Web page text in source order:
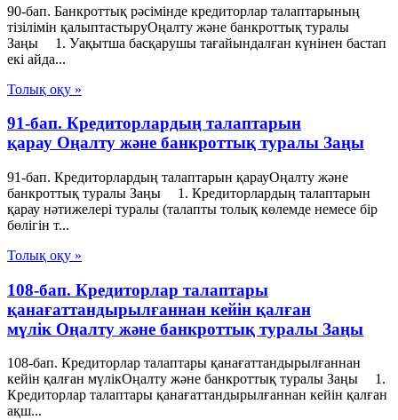
90-бап. Банкроттық рәсімінде кредиторлар талаптарының
тізілімін қалыптастыруОңалту және банкроттық туралы
Заңы 1. Уақытша басқарушы тағайындалған күнінен бастап
екі айда...
Толық оқу »
91-бап. Кредиторлардың талаптарын
қарау Оңалту және банкроттық туралы Заңы
91-бап. Кредиторлардың талаптарын қарауОңалту және
банкроттық туралы Заңы 1. Кредиторлардың талаптарын
қарау нәтижелері туралы (талапты толық көлемде немесе бір
бөлігін т...
Толық оқу »
108-бап. Кредиторлар талаптары
қанағаттандырылғаннан кейін қалған
мүлік Оңалту және банкроттық туралы Заңы
108-бап. Кредиторлар талаптары қанағаттандырылғаннан
кейін қалған мүлікОңалту және банкроттық туралы Заңы 1.
Кредиторлар талаптары қанағаттандырылғаннан кейін қалған
ақш...